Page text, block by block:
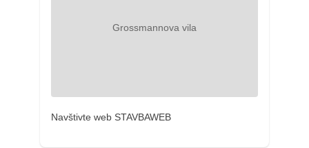
Navštivte web STAVBAWEB